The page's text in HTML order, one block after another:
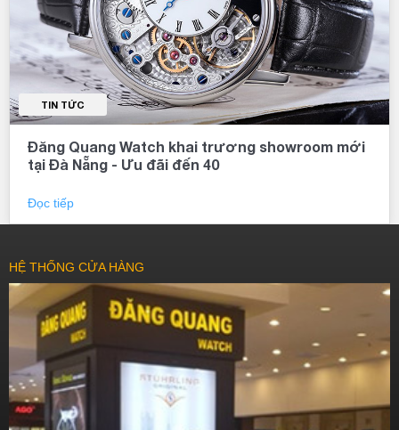
TIN TỨC
Đăng Quang Watch khai trương showroom mới
tại Đà Nẵng - Ưu đãi đến 40
Đọc tiếp
HỆ THỐNG CỬA HÀNG